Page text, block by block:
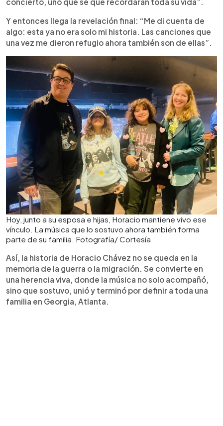
Y entonces llega la revelación final: “Me di cuenta de
algo: esta ya no era solo mi historia. Las canciones que
una vez me dieron refugio ahora también son de ellas”.
Hoy, junto a su esposa e hijas, Horacio mantiene vivo ese
vínculo. La música que lo sostuvo ahora también forma
parte de su familia. Fotografía/ Cortesía
Así, la historia de Horacio Chávez no se queda en la
memoria de la guerra o la migración. Se convierte en
una herencia viva, donde la música no solo acompañó,
sino que sostuvo, unió y terminó por definir a toda una
familia en Georgia, Atlanta.